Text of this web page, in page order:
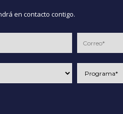
en contacto contigo.